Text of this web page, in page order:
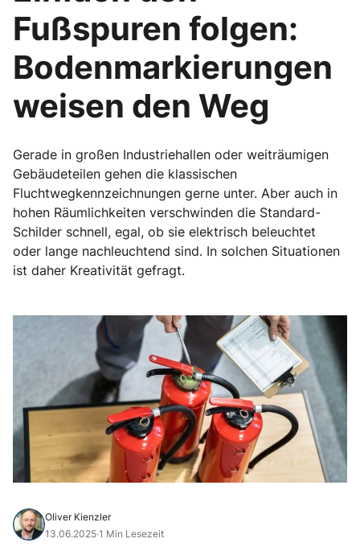
Fußspuren folgen:
Bodenmarkierungen
weisen den Weg
Gerade in großen Industriehallen oder weiträumigen
Gebäudeteilen gehen die klassischen
Fluchtwegkennzeichnungen gerne unter. Aber auch in
hohen Räumlichkeiten verschwinden die Standard-
Schilder schnell, egal, ob sie elektrisch beleuchtet
oder lange nachleuchtend sind. In solchen Situationen
ist daher Kreativität gefragt.
Oliver Kienzler
13.06.2025·1 Min Lesezeit